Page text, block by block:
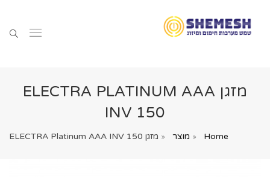
מזגן ELECTRA PLATINUM AAA
INV 150
Home מוצר מזגן ELECTRA Platinum AAA INV 150